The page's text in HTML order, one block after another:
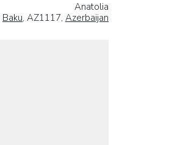
Anatolia
Baku, AZ1117, Azerbaijan